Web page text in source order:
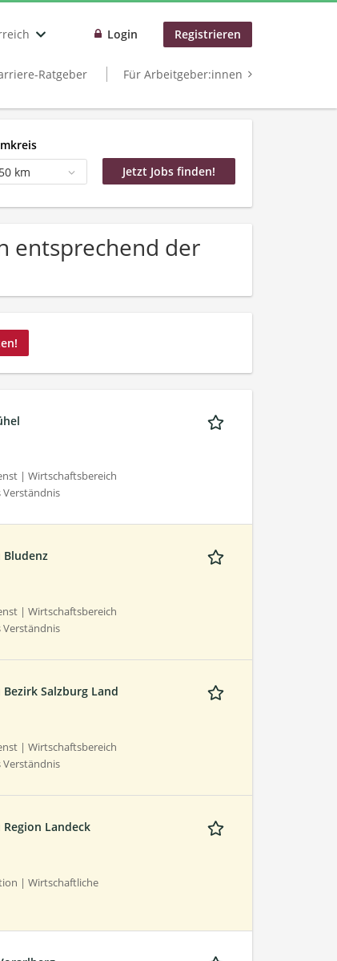
Login Registrieren
Ratgeber Für Arbeitgeber:innen
50 km
entsprechend der
| Wirtschaftsbereich
| Wirtschaftsbereich
Salzburg Land
| Wirtschaftsbereich
Landeck
| Wirtschaftliche